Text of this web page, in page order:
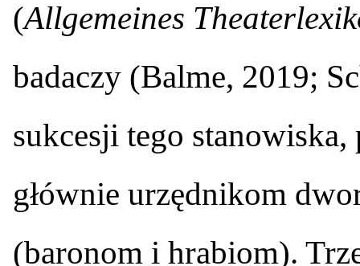
(Allgemeines
badaczy (Balme, 2019;
sukcesji tego
głównie urzędnikom
(baronom i hrabiom).